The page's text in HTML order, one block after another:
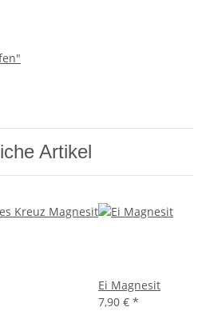
Artikel
Ei Magnesit
7,90 € *